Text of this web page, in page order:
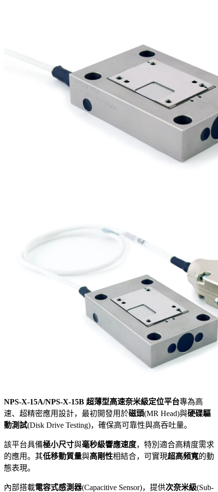
NPS-X-15A/NPS-X-15B 超薄型高速奈米級定位平台專為高
速、超精密應用設計，最初開發用於磁頭(MR Head)與硬碟驅
動測試(Disk Drive Testing)，確保高可靠性與高吞吐量。
該平台具備極小尺寸與毫秒級響應速度，特別適合高精度需求
的應用。其低移動質量與高剛性相結合，可實現超高頻寬的動
態表現。
內部搭載電容式感測器(Capacitive Sensor)，提供次奈米級(Sub-